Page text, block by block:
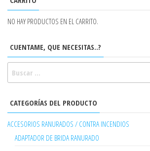
NO HAY PRODUCTOS EN EL CARRITO.
CUENTAME, QUE NECESITAS..?
CATEGORÍAS DEL PRODUCTO
ACCESORIOS RANURADOS / CONTRA INCENDIOS
ADAPTADOR DE BRIDA RANURADO